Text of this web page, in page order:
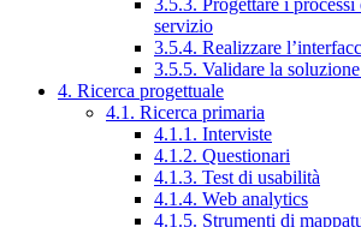
3.5.3. Progettare i processi
servizio
3.5.4. Realizzare
3.5.5. Validare la
4. Ricerca progettuale
4.1. Ricerca primaria
4.1.1. Interviste
4.1.2. Questionari
4.1.3. Test di usabilità
4.1.4. Web analytics
4.1.5. Strumenti di